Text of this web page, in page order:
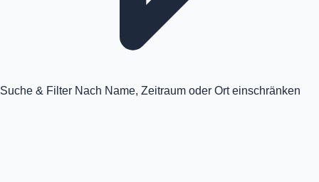
Suche & Filter Nach Name, Zeitraum oder Ort einschränken